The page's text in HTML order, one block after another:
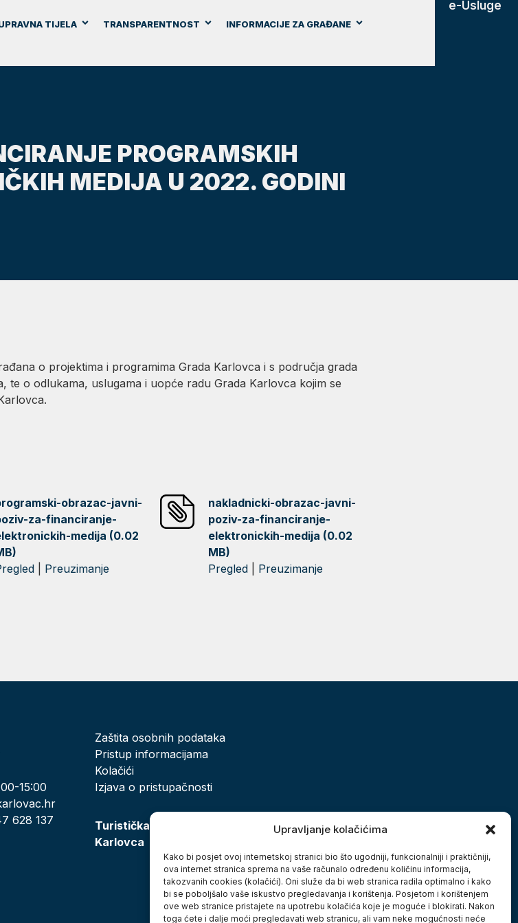
Upravljanje kolačićima
Kako bi posjet ovoj internetskoj stranici bio što ugodniji, funkcionalniji i praktičniji,
ova internet stranica sprema na vaše računalo određenu količinu informacija,
takozvanih cookies (kolačići). Oni služe da bi web stranica radila optimalno i kako
bi se poboljšalo vaše iskustvo pregledavanja i korištenja. Posjetom i korištenjem
ove web stranice pristajete na upotrebu kolačića koje je moguće i blokirati. Nakon
toga ćete i dalje moći pregledavati web stranicu, ali vam neke mogućnosti neće
TIJELA TRANSPARENTNOST
INFORMACIJE ZA GRAĐANE
e-Usluge
PROGRAMSKIH
MEDIJA U 2022. GODINI
o projektima i programima Grada Karlovca i s područja grada
te o odlukama, uslugama i uopće radu Grada Karlovca kojim se
obrazac-javni-
za-financiranje-
medija (0.02
Preuzimanje
nakladnicki-obrazac-javni-
poziv-za-financiranje-
elektronickih-medija (0.02
MB)
Pregled
Preuzimanje
15:00
628 137
Zaštita osobnih podataka
Pristup informacijama
Kolačići
Izjava o pristupačnosti
Turistička zajednica grada
Karlovca